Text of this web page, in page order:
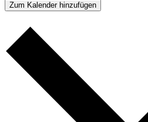
Zum Kalender hinzufügen